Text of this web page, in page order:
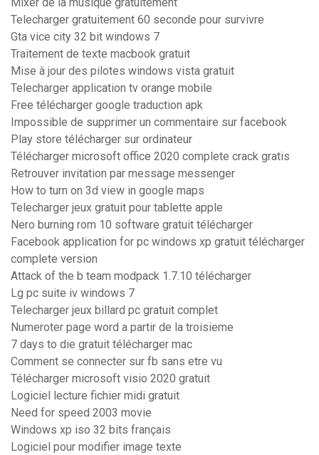
Mixer de la musique gratuitement
Telecharger gratuitement 60 seconde pour survivre
Gta vice city 32 bit windows 7
Traitement de texte macbook gratuit
Mise à jour des pilotes windows vista gratuit
Telecharger application tv orange mobile
Free télécharger google traduction apk
Impossible de supprimer un commentaire sur facebook
Play store télécharger sur ordinateur
Télécharger microsoft office 2020 complete crack gratis
Retrouver invitation par message messenger
How to turn on 3d view in google maps
Telecharger jeux gratuit pour tablette apple
Nero burning rom 10 software gratuit télécharger
Facebook application for pc windows xp gratuit télécharger
complete version
Attack of the b team modpack 1.7.10 télécharger
Lg pc suite iv windows 7
Telecharger jeux billard pc gratuit complet
Numeroter page word a partir de la troisieme
7 days to die gratuit télécharger mac
Comment se connecter sur fb sans etre vu
Télécharger microsoft visio 2020 gratuit
Logiciel lecture fichier midi gratuit
Need for speed 2003 movie
Windows xp iso 32 bits français
Logiciel pour modifier image texte